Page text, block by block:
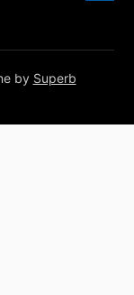
by Superb